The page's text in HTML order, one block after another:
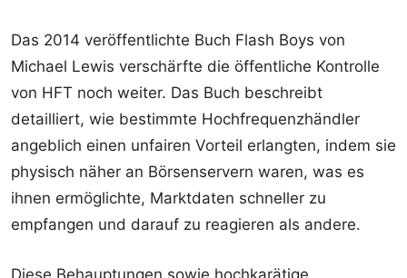
Das 2014 veröffentlichte Buch Flash Boys von
Michael Lewis verschärfte die öffentliche Kontrolle
von HFT noch weiter. Das Buch beschreibt
detailliert, wie bestimmte Hochfrequenzhändler
angeblich einen unfairen Vorteil erlangten, indem sie
physisch näher an Börsenservern waren, was es
ihnen ermöglichte, Marktdaten schneller zu
empfangen und darauf zu reagieren als andere.
Diese Behauptungen sowie hochkarätige